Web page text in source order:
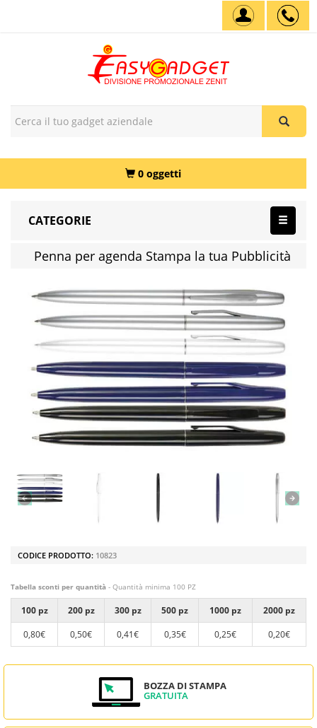
0 oggetti
CATEGORIE
Penna per agenda Stampa la tua Pubblicità
CODICE PRODOTTO: 10823
Tabella sconti per quantità - Quantità minima 100 PZ
100 pz 200 pz 300 pz 500 pz 1000 pz
2000 pz
0,80€
0,50€ 0,41€ 0,35€ 0,25€ 0,20€
BOZZA DI STAMPA
GRATUITA